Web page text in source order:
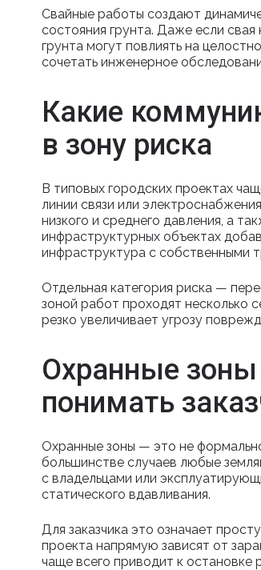
Свайные работы создают
состояния грунта. Даже если
грунта могут повлиять на
сочетать инженерное
Какие
в зону риска
В типовых городских проектах
линии связи или
низкого и среднего давления, а
инфраструктурных объектах
инфраструктура с собственными
Отдельная категория риска —
зоной работ проходят несколько
резко увеличивает угрозу
Охранные зоны
понимать
Охранные зоны — это не
большинстве случаев любые
с владельцами или
статического вдавливания.
Для заказчика это означает
проекта напрямую зависят от
чаще всего приводит к остановке